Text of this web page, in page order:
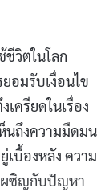
ชีวิตในโลก
อมรับเงื่อนไข
ครียดในเรื่อง
นถึงความมืดมน
เบื้องหลัง ความ
ผชิญกับปัญหา